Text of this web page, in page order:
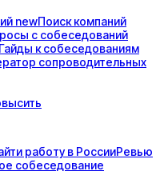
newПоисккомпаний
с собеседований
Гайды ксобеседованиям
сопроводительных
работу в РоссииРевью
собеседование